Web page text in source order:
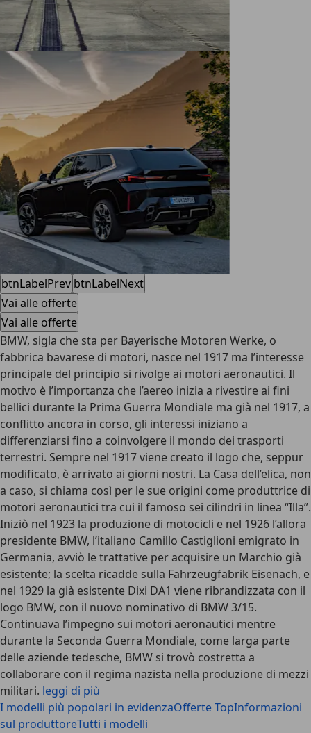
btnLabelPrev btnLabelNext
Vai alle offerte
Vai alle offerte
BMW, sigla che sta per Bayerische Motoren Werke, o
fabbrica bavarese di motori, nasce nel 1917 ma l’interesse
principale del principio si rivolge ai motori aeronautici. Il
motivo è l’importanza che l’aereo inizia a rivestire ai fini
bellici durante la Prima Guerra Mondiale ma già nel 1917, a
conflitto ancora in corso, gli interessi iniziano a
differenziarsi fino a coinvolgere il mondo dei trasporti
terrestri. Sempre nel 1917 viene creato il logo che, seppur
modificato, è arrivato ai giorni nostri. La Casa dell’elica, non
a caso, si chiama così per le sue origini come produttrice di
motori aeronautici tra cui il famoso sei cilindri in linea “Illa”.
Iniziò nel 1923 la produzione di motocicli e nel 1926 l’allora
presidente BMW, l’italiano Camillo Castiglioni emigrato in
Germania, avviò le trattative per acquisire un Marchio già
esistente; la scelta ricadde sulla Fahrzeugfabrik Eisenach, e
nel 1929 la già esistente Dixi DA1 viene ribrandizzata con il
logo BMW, con il nuovo nominativo di BMW 3/15.
Continuava l’impegno sui motori aeronautici mentre
durante la Seconda Guerra Mondiale, come larga parte
delle aziende tedesche, BMW si trovò costretta a
collaborare con il regima nazista nella produzione di mezzi
militari. leggi di più
I modelli più popolari in evidenzaOfferte TopInformazioni
sul produttoreTutti i modelli